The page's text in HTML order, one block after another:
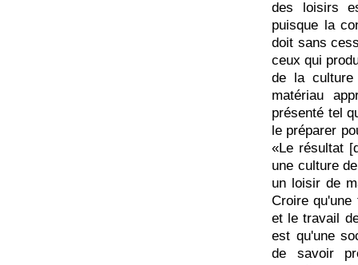
des loisirs
puisque la
doit sans
ceux qui
de la
matériau
présenté tel
le préparer
«Le résultat
une culture
un loisir de
Croire qu'une
et le travail
est qu'une
de savoir